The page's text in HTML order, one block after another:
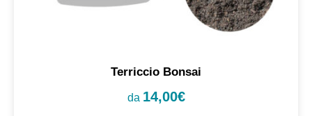
Terriccio Bonsai
da 14,00€